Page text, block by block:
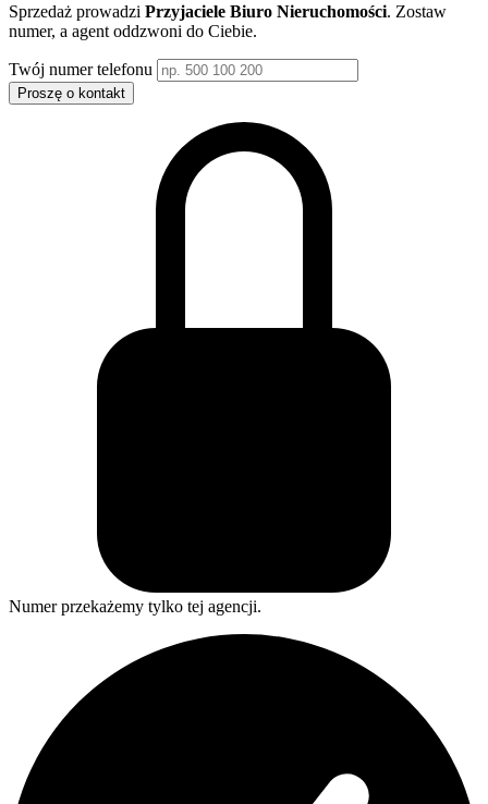
Sprzedaż prowadzi Przyjaciele Biuro Nieruchomości. Zostaw
numer, a agent oddzwoni do Ciebie.
Twój numer telefonu
Proszę o kontakt
Numer przekażemy tylko tej agencji.